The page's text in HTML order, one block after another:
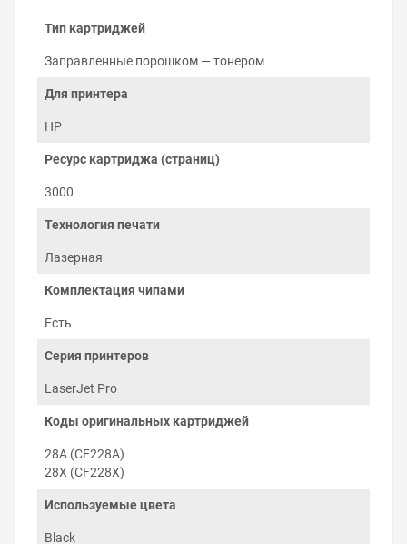
отпечатка. Из-за разницы потенциалов между
притягивается к нужным местам поверхности
соприкосновения с бумагой. Изображение, которое
электростатическим полем и закрепляется
Остатки тонера с фотобарабана очищаются лезвием в
Как печатать экономно
Новый картридж HP LaserJet Pro M403 уже заправлен
Тип картриджей
Заправленные порошком — тонером
Для принтера
HP
Ресурс картриджа (страниц)
3000
Технология печати
Лазерная
Комплектация чипами
Есть
Серия принтеров
LaserJet Pro
Коды оригинальных картриджей
28A (CF228A)
28X (CF228X)
Используемые цвета
Black